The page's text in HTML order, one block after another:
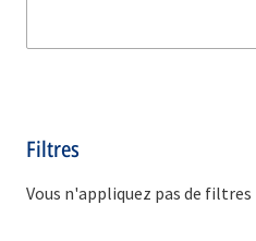
Filtres
Vous n'appliquez pas de filtres